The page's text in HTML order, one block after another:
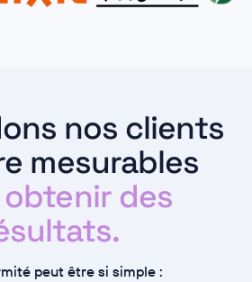
nos clients
mesurables
des
peut être si simple :